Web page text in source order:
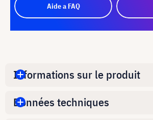
Aide a FAQ
Informations sur le produit
Données techniques